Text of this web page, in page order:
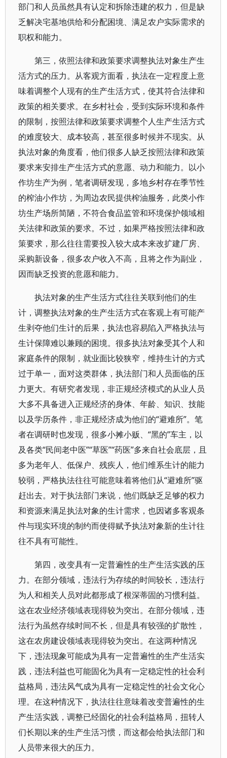
部门和人员虽然具有认定和拆除违建的权力，但是缺
乏解决宅基地供给和分配困境、满足农户实际需求的
职权和能力。
第三，依照法律和政策要求调整执法对象生产生
活方式的压力。从客观方面看，执法在一定程度上意
味着调整个人现有的生产生活方式，使其符合法律和
政策的相关要求。在乡村社会，受到实际环境和条件
的限制，按照法律和政策要求调整个人生产生活方式
的难度较大、成本较高，甚至很多时候并不现实。从
执法对象的角度看，他们很多人缺乏按照法律和政策
要求来安排生产生活方式的意愿、动力和能力。以小
作坊生产为例，笔者调研发现，多地乡村存在季节性
的榨油小作坊，为周边农民提供榨油服务，此类小作
坊生产场所简陋，不符合食品监管和环境保护领域相
关法律和政策的要求。不过，如果严格按照法律和政
策要求，那么往往需要投入较大成本来改扩建厂房、
采购新设备，很多农户收入不高，且将之作为副业，
因而缺乏投资的意愿和能力。
执法对象的生产生活方式往往关联到他们的生
计，调整执法对象的生产生活方式在客观上有可能产
生剥夺他们生计的后果，执法也容易陷入严格执法与
生计保障难以兼顾的困境。很多执法对象受其个人和
家庭条件的限制，就业面比较狭窄，维持生计的方式
过于单一，面对这类群体，执法部门和人员面临的压
力更大。有研究者发现，非正规经济模式的从业人员
大多不具备进入正规经济的身体、年龄、知识、技能
以及学历条件，非正规经济成为他们的“避难所”。笔
者在调研时也发现，很多小摊小贩、“黑的”车主，以
及各类“民间老中医”“草医”“药医”多来自社会底层，且
多为老年人、低保户、残疾人，他们维系生计的能力
较弱，严格执法往往可能意味着将他们从“避难所”驱
赶出去。对于执法部门来说，他们既缺乏足够的权力
和资源来满足执法对象的生计需求，也因诸多客观条
件与现实环境的制约而使得赋予执法对象新的生计往
往不具有可能性。
第四，改变具有一定普遍性的生产生活实践的压
力。在部分领域，违法行为存续的时间较长，违法行
为人和相关人员对此都形成了根深蒂固的习惯利益。
这在农业经济领域表现得较为突出。在部分领域，违
法行为虽然存续时间不长，但是具有较强的扩散性，
这在农房建设领域表现得较为突出。在这两种情况
下，违法现象可能成为具有一定普遍性的生产生活实
践，违法利益也可能固化为具有一定稳定性的社会利
益格局，违法风气成为具有一定稳定性的社会文化心
理。在这种情况下，执法往往意味着改变普遍性的生
产生活实践，调整已经固化的社会利益格局，扭转人
们长期以来的生产生活习惯，而这都会给执法部门和
人员带来很大的压力。